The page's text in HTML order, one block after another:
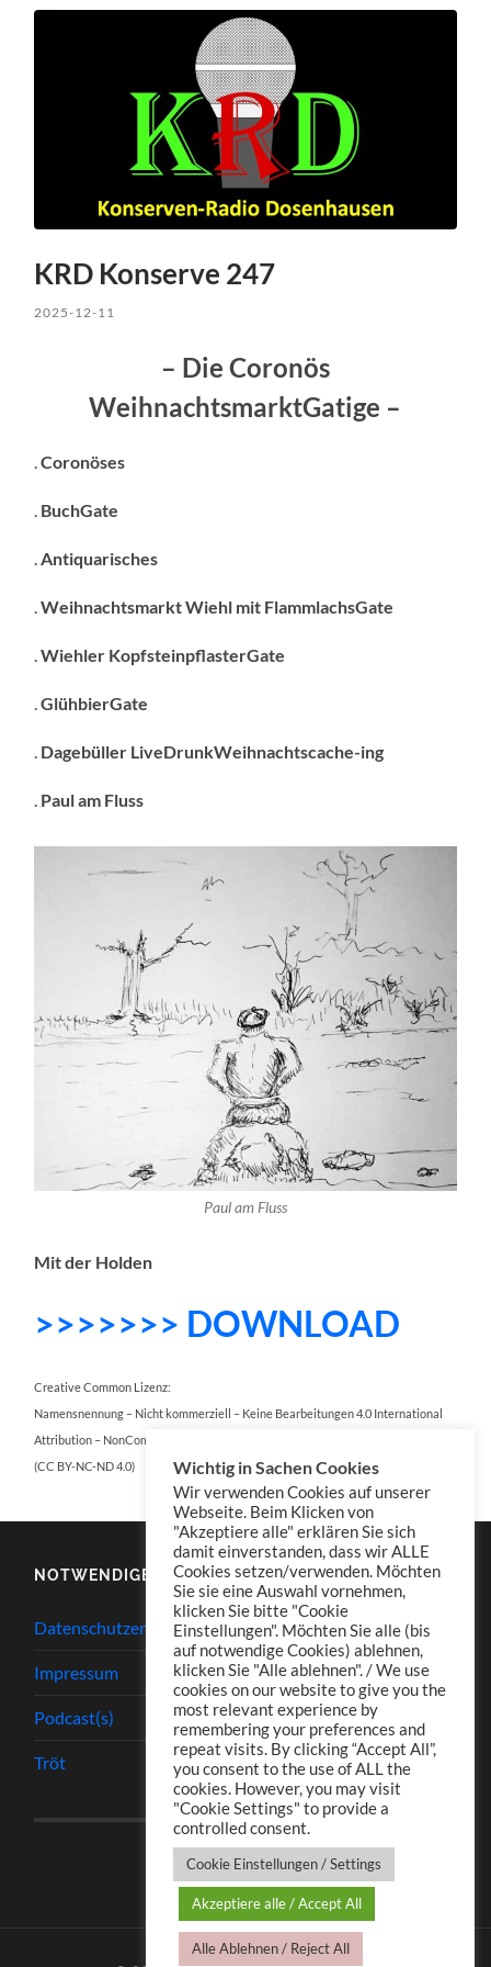
KRD Konserve 247
2025-12-11
– Die Coronös
WeihnachtsmarktGatige –
.Coronöses
. BuchGate
.Antiquarisches
.Weihnachtsmarkt Wiehl mit FlammlachsGate
.Wiehler KopfsteinpflasterGate
.GlühbierGate
. Dagebüller LiveDrunkWeihnachtscache-ing
. Paul am Fluss
Paul am Fluss
Mit der Holden
>>>>>>> DOWNLOAD
Creative Common Lizenz:
Namensnennung – Nicht kommerziell – Keine Bearbeitungen 4.0 International
Attribution – NonCommercial – NoDerivatives 4.0 International
(CC BY-NC-ND 4.0)
NOTWENDIGES
Datenschutzerklärung
Impressum
Podcast(s)
Tröt
Wichtig in Sachen Cookies
Wir verwenden Cookies auf unserer
Webseite. Beim Klicken von
"Akzeptiere alle" erklären Sie sich
damit einverstanden, dass wir ALLE
Cookies setzen/verwenden. Möchten
Sie sie eine Auswahl vornehmen,
klicken Sie bitte "Cookie
Einstellungen". Möchten Sie alle (bis
auf notwendige Cookies) ablehnen,
klicken Sie "Alle ablehnen". / We use
cookies on our website to give you the
most relevant experience by
remembering your preferences and
repeat visits. By clicking “Accept All”,
you consent to the use of ALL the
cookies. However, you may visit
"Cookie Settings" to provide a
controlled consent.
Cookie Einstellungen / Settings
Akzeptiere alle / Accept All
Alle Ablehnen / Reject All